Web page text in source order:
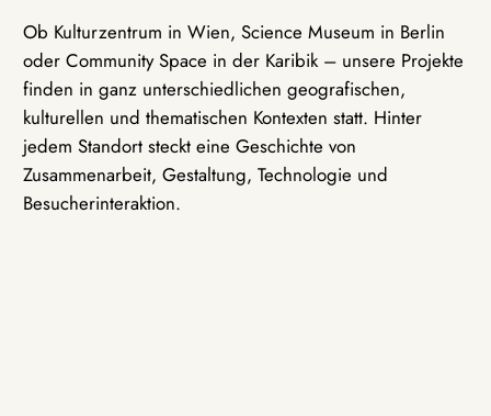
Ob Kulturzentrum in Wien, Science Museum in Berlin
oder Community Space in der Karibik – unsere Projekte
finden in ganz unterschiedlichen geografischen,
kulturellen und thematischen Kontexten statt. Hinter
jedem Standort steckt eine Geschichte von
Zusammenarbeit, Gestaltung, Technologie und
Besucherinteraktion.